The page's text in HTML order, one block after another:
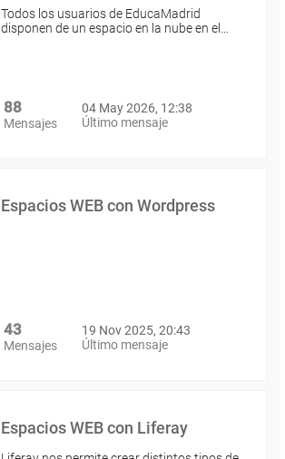
Todos los usuarios de EducaMadrid
disponen de un espacio en la nube en el…
88
Mensajes
04 May 2026, 12:38
Último mensaje
Espacios WEB con Wordpress
43
Mensajes
19 Nov 2025, 20:43
Último mensaje
Espacios WEB con Liferay